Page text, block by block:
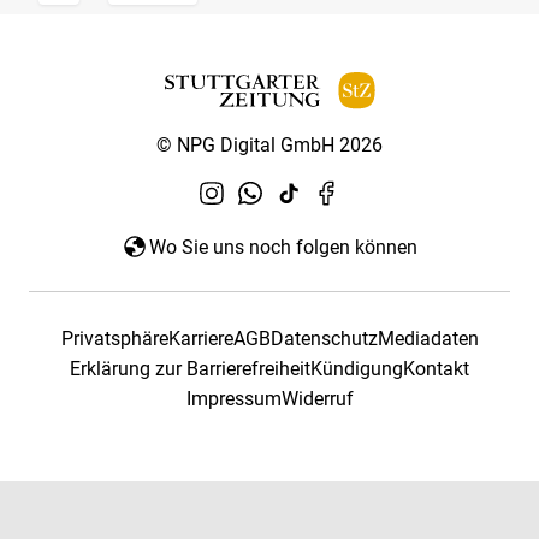
© NPG Digital GmbH 2026
Wo Sie uns noch folgen können
PrivatsphäreKarriereAGBDatenschutzMediadaten
Erklärung zur BarrierefreiheitKündigungKontakt
ImpressumWiderruf